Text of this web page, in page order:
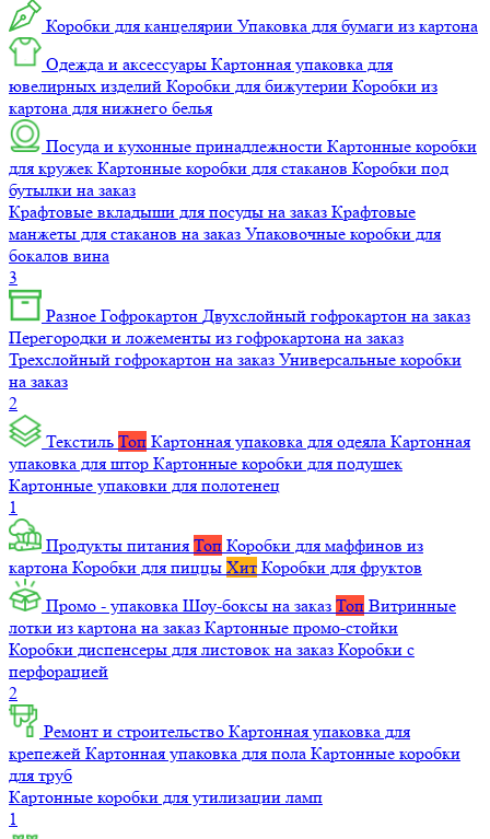
Коробки для канцелярии Упаковка для бумаги из картона
Одежда и аксессуары Картонная упаковка для
ювелирных изделий Коробки для бижутерии Коробки из
картона для нижнего белья
Посуда и кухонные принадлежности Картонные коробки
для кружек Картонные коробки для стаканов Коробки под
бутылки на заказ
Крафтовые вкладыши для посуды на заказ Крафтовые
манжеты для стаканов на заказ Упаковочные коробки для
бокалов вина
3
Разное Гофрокартон Двухслойный гофрокартон на заказ
Перегородки и ложементы из гофрокартона на заказ
Трехслойный гофрокартон на заказ Универсальные коробки
на заказ
2
Текстиль Топ Картонная упаковка для одеяла Картонная
упаковка для штор Картонные коробки для подушек
Картонные упаковки для полотенец
1
Продукты питания Топ Коробки для маффинов из
картона Коробки для пиццы Хит Коробки для фруктов
Промо - упаковка Шоу-боксы на заказ Топ Витринные
лотки из картона на заказ Картонные промо-стойки
Коробки диспенсеры для листовок на заказ Коробки с
перфорацией
2
Ремонт и строительство Картонная упаковка для
крепежей Картонная упаковка для пола Картонные коробки
для труб
Картонные коробки для утилизации ламп
1